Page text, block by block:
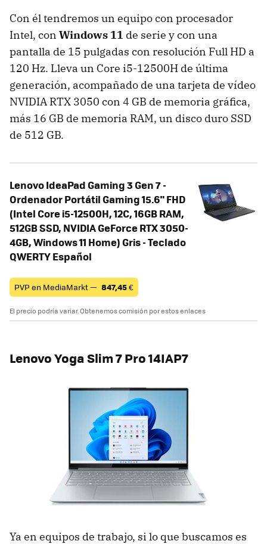
Con él tendremos un equipo con procesador
Intel, con Windows 11 de serie y con una
pantalla de 15 pulgadas con resolución Full HD a
120 Hz. Lleva un Core i5-12500H de última
generación, acompañado de una tarjeta de vídeo
NVIDIA RTX 3050 con 4 GB de memoria gráfica,
más 16 GB de memoria RAM, un disco duro SSD
de 512 GB.
Lenovo IdeaPad Gaming 3 Gen 7 -
Ordenador Portátil Gaming 15.6" FHD
(Intel Core i5-12500H, 12C, 16GB RAM,
512GB SSD, NVIDIA GeForce RTX 3050-
4GB, Windows 11 Home) Gris - Teclado
QWERTY Español
PVP en MediaMarkt — 847,45€
El precio podría variar. Obtenemos comisión por estos enlaces
Lenovo Yoga Slim 7 Pro 14IAP7
Ya en equipos de trabajo, si lo que buscamos es